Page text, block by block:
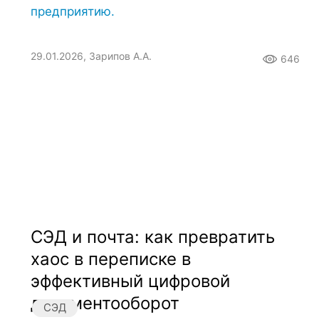
предприятию.
29.01.2026, Зарипов А.А. 646
СЭД и почта: как превратить
хаос в переписке в
эффективный цифровой
документооборот
СЭД